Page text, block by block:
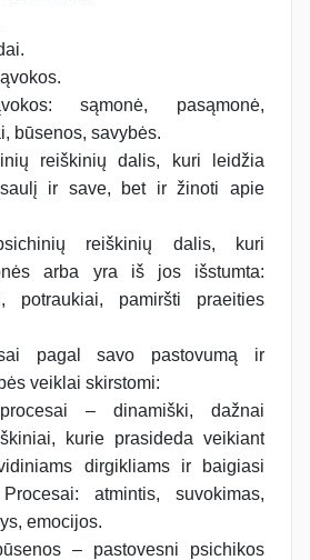
sąmonė, pasąmonė,
būsenos, savybės.
reiškinių dalis, kuri leidžia
ir save, bet ir žinoti apie
reiškinių dalis, kuri
arba yra iš jos išstumta:
potraukiai, pamiršti praeities
pagal savo pastovumą ir
veiklai skirstomi:
– dinamiški, dažnai
kurie prasideda veikiant
dirgikliams ir baigiasi
atmintis, suvokimas,
emocijos.
– pastovesni psichikos